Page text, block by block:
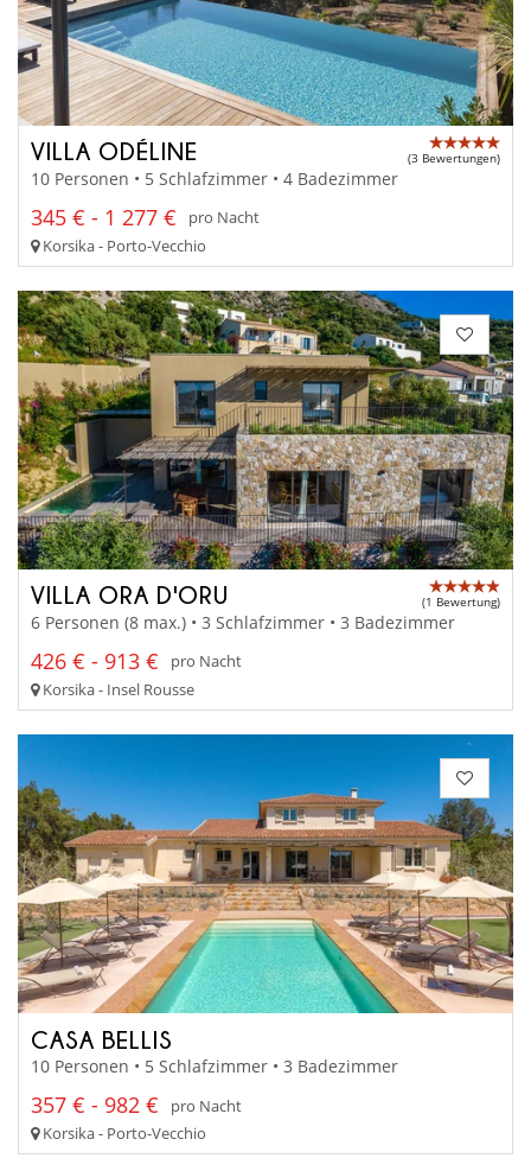
VILLA ODÉLINE (3 Bewertungen)
10 Personen • 5 Schlafzimmer • 4 Badezimmer
345 € - 1 277 €
pro Nacht
Korsika - Porto-Vecchio
VILLA ORA D'ORU (1 Bewertung)
6 Personen (8 max.) • 3 Schlafzimmer • 3 Badezimmer
426 € - 913 €
pro Nacht
Korsika - Insel Rousse
CASA BELLIS
10 Personen • 5 Schlafzimmer • 3 Badezimmer
357 € - 982 €
pro Nacht
Korsika - Porto-Vecchio